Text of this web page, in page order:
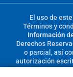
El uso de
Términos y
Información
Derechos
o parcial, así
autorización